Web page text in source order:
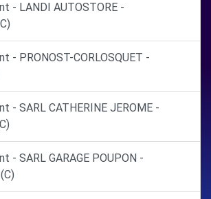
- LANDI AUTOSTORE -
- PRONOST-CORLOSQUET -
- SARL CATHERINE JEROME -
- SARL GARAGE POUPON -